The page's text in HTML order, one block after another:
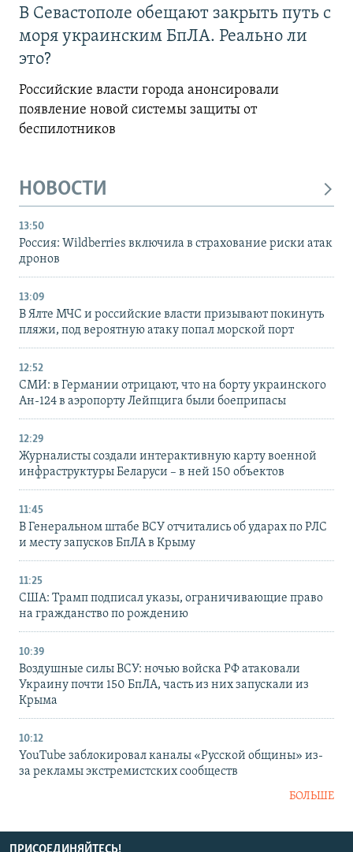
В Севастополе обещают закрыть путь с
моря украинским БпЛА. Реально ли
это?
Российские власти города анонсировали
появление новой системы защиты от
беспилотников
НОВОСТИ
13:50
Россия: Wildberries включила в страхование риски атак
дронов
13:09
В Ялте МЧС и российские власти призывают покинуть
пляжи, под вероятную атаку попал морской порт
12:52
СМИ: в Германии отрицают, что на борту украинского
Ан-124 в аэропорту Лейпцига были боеприпасы
12:29
Журналисты создали интерактивную карту военной
инфраструктуры Беларуси – в ней 150 объектов
11:45
В Генеральном штабе ВСУ отчитались об ударах по РЛС
и месту запусков БпЛА в Крыму
11:25
США: Трамп подписал указы, ограничивающие право
на гражданство по рождению
10:39
Воздушные силы ВСУ: ночью войска РФ атаковали
Украину почти 150 БпЛА, часть из них запускали из
Крыма
10:12
YouTube заблокировал каналы «Русской общины» из-
за рекламы экстремистских сообществ
БОЛЬШЕ